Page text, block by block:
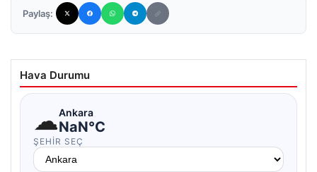
Paylaş:
Hava Durumu
☁Ankara
NaN°C
ŞEHIR SEÇ